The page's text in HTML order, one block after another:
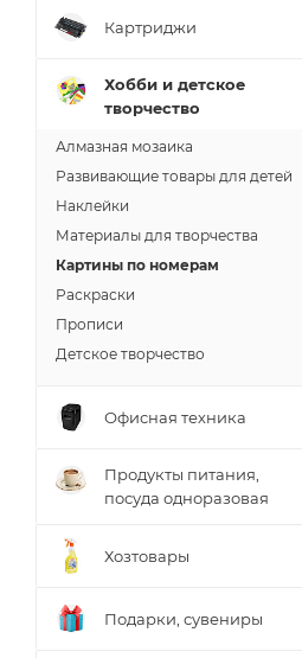
Картриджи
Хобби и детское
творчество
Алмазная мозаика
Развивающие товары для детей
Наклейки
Материалы для творчества
Картины по номерам
Раскраски
Прописи
Детское творчество
Офисная техника
Продукты питания,
посуда одноразовая
Хозтовары
Подарки, сувениры